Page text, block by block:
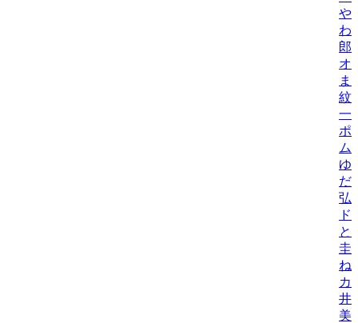
や
わ
郎
オ
ま
紋/
一
ポ
ム
ゆ
だ
弘
ド
と
圭/
ね
カ
井
美/